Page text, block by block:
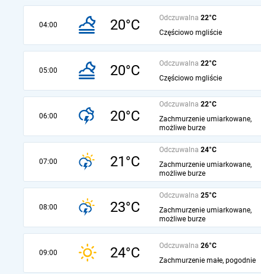
04:00 20°C Odczuwalna 22°C
Częściowo mgliście
05:00 20°C Odczuwalna 22°C
Częściowo mgliście
06:00 20°C
Odczuwalna 22°C
Zachmurzenie umiarkowane,
możliwe burze
07:00 21°C
Odczuwalna 24°C
Zachmurzenie umiarkowane,
możliwe burze
08:00 23°C
Odczuwalna 25°C
Zachmurzenie umiarkowane,
możliwe burze
09:00 24°C Odczuwalna 26°C
Zachmurzenie małe, pogodnie